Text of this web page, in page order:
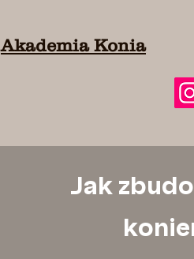
Akademia Konia
Jak